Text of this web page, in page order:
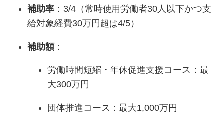
補助率 ：3/4（常時使用労働者30人以下かつ支
給対象経費30万円超は4/5）
補助額 ：
労働時間短縮・年休促進支援コース：最
大300万円
団体推進コース：最大1,000万円